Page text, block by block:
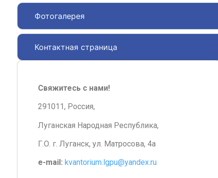
Фотогалерея
Контактная страница
Свяжитесь с нами!
291011, Россия,
Луганская Народная Республика,
Г.О. г. Луганск, ул. Матросова, 4а
e-mail: kvantorium.lgpu@yandex.ru